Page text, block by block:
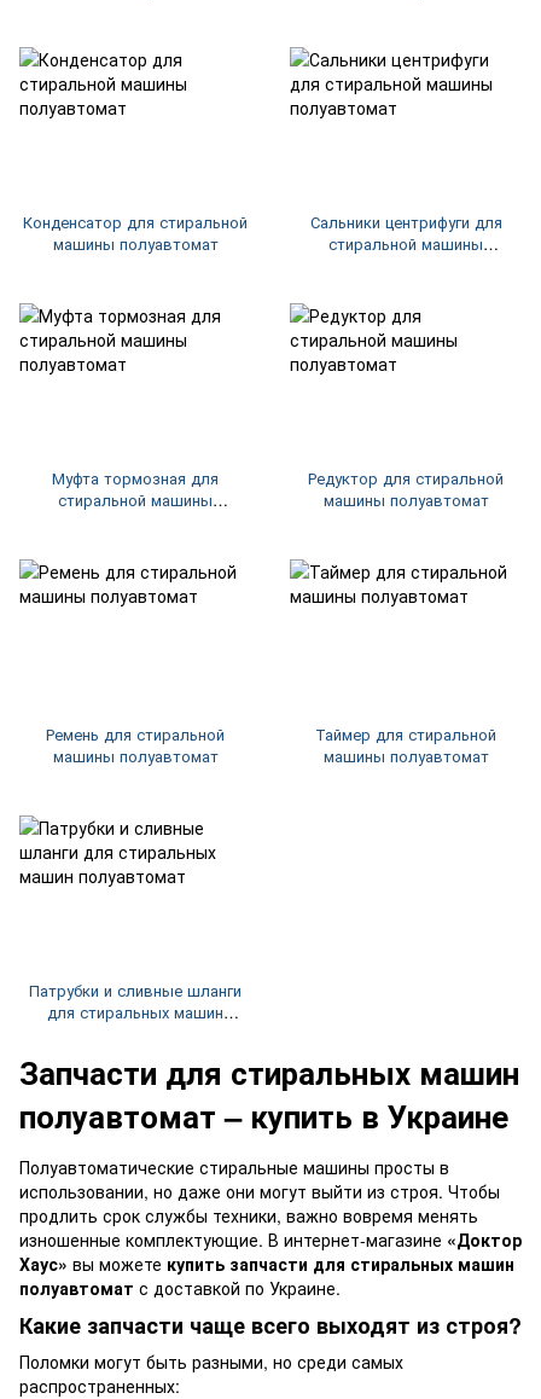
Запчасти для стиральных машин
полуавтомат – купить в Украине
Полуавтоматические стиральные машины просты в
использовании, но даже они могут выйти из строя. Чтобы
продлить срок службы техники, важно вовремя менять
изношенные комплектующие. В интернет-магазине «Доктор
Хаус» вы можете купить запчасти для стиральных машин
полуавтомат с доставкой по Украине.
Какие запчасти чаще всего выходят из строя?
Поломки могут быть разными, но среди самых
распространенных:
Конденсатор для стиральной
машины полуавтомат
Сальники центрифуги для
стиральной машины
Муфта тормозная для
стиральной машины
Редуктор для стиральной
машины полуавтомат
Ремень для стиральной
машины полуавтомат
Таймер для стиральной
машины полуавтомат
Патрубки и сливные шланги
для стиральных машин